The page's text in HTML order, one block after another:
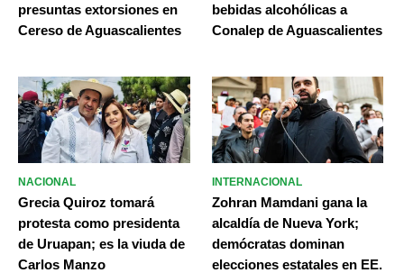
presuntas extorsiones en
Cereso de Aguascalientes
bebidas alcohólicas a
Conalep de Aguascalientes
NACIONAL
Grecia Quiroz tomará
protesta como presidenta
de Uruapan; es la viuda de
Carlos Manzo
INTERNACIONAL
Zohran Mamdani gana la
alcaldía de Nueva York;
demócratas dominan
elecciones estatales en EE.